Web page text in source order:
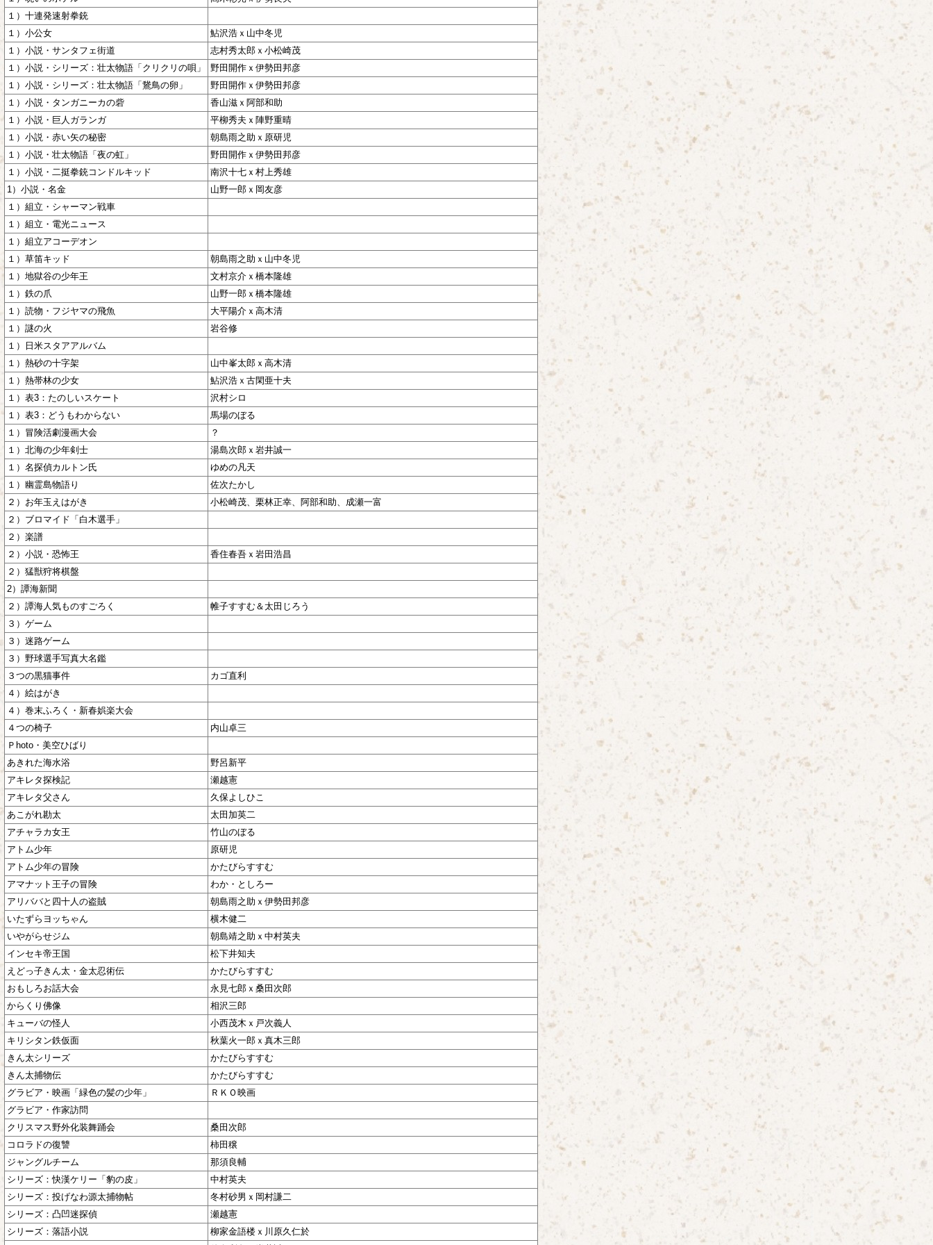
１）十連発速射拳銃
１）小公女
鮎沢浩ｘ山中冬児
１）小説・サンタフェ街道
志村秀太郎ｘ小松崎茂
１）小説・シリーズ：壮太物語「クリクリの唄」
野田開作ｘ伊勢田邦彦
１）小説・シリーズ：壮太物語「鵞鳥の卵」
野田開作ｘ伊勢田邦彦
１）小説・タンガニーカの砦
香山滋ｘ阿部和助
１）小説・巨人ガランガ
平柳秀夫ｘ陣野重晴
１）小説・赤い矢の秘密
朝島雨之助ｘ原研児
１）小説・壮太物語「夜の虹」
野田開作ｘ伊勢田邦彦
１）小説・二挺拳銃コンドルキッド
南沢十七ｘ村上秀雄
1）小説・名金
山野一郎ｘ岡友彦
１）組立・シャーマン戦車
１）組立・電光ニュース
１）組立アコーデオン
１）草笛キッド
朝島雨之助ｘ山中冬児
１）地獄谷の少年王
文村京介ｘ橋本隆雄
１）鉄の爪
山野一郎ｘ橋本隆雄
１）読物・フジヤマの飛魚
大平陽介ｘ高木清
１）謎の火
岩谷修
１）日米スタアアルバム
１）熱砂の十字架
山中峯太郎ｘ高木清
１）熱帯林の少女
鮎沢浩ｘ古閑亜十夫
１）表3：たのしいスケート
沢村シロ
１）表3：どうもわからない
馬場のぼる
１）冒険活劇漫画大会
？
１）北海の少年剣士
湯島次郎ｘ岩井誠一
１）名探偵カルトン氏
ゆめの凡天
１）幽霊島物語り
佐次たかし
２）お年玉えはがき
小松崎茂、栗林正幸、阿部和助、成瀬一富
２）ブロマイド「白木選手」
２）楽譜
２）小説・恐怖王
香住春吾ｘ岩田浩昌
２）猛獣狩将棋盤
2）譚海新聞
２）譚海人気ものすごろく
帷子すすむ＆太田じろう
３）ゲーム
３）迷路ゲーム
３）野球選手写真大名鑑
３つの黒猫事件
カゴ直利
４）絵はがき
４）巻末ふろく・新春娯楽大会
４つの椅子
内山卓三
Ｐhoto・美空ひばり
あきれた海水浴
野呂新平
アキレタ探検記
瀬越憲
アキレタ父さん
久保よしひこ
あこがれ勘太
太田加英二
アチャラカ女王
竹山のぼる
アトム少年
原研児
アトム少年の冒険
かたびらすすむ
アマナット王子の冒険
わか・としろー
アリババと四十人の盗賊
朝島雨之助ｘ伊勢田邦彦
いたずらヨッちゃん
横木健二
いやがらせジム
朝島靖之助ｘ中村英夫
インセキ帝王国
松下井知夫
えどっ子きん太・金太忍術伝
かたびらすすむ
おもしろお話大会
永見七郎ｘ桑田次郎
からくり佛像
相沢三郎
キューバの怪人
小西茂木ｘ戸次義人
キリシタン鉄仮面
秋葉火一郎ｘ真木三郎
きん太シリーズ
かたびらすすむ
きん太捕物伝
かたびらすすむ
グラビア・映画「緑色の髪の少年」
ＲＫＯ映画
グラビア・作家訪問
クリスマス野外化装舞踊会
桑田次郎
コロラドの復讐
柿田穣
ジャングルチーム
那須良輔
シリーズ：快漢ケリー「豹の皮」
中村英夫
シリーズ：投げなわ源太捕物帖
冬村砂男ｘ岡村謙二
シリーズ：凸凹迷探偵
瀬越憲
シリーズ：落語小説
柳家金語楼ｘ川原久仁於